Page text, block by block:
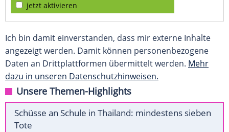
jetzt aktivieren
Ich bin damit einverstanden, dass mir externe Inhalte
angezeigt werden. Damit können personenbezogene
Daten an Drittplattformen übermittelt werden. Mehr
dazu in unseren Datenschutzhinweisen.
Unsere Themen-Highlights
Schüsse an Schule in Thailand: mindestens sieben
Tote